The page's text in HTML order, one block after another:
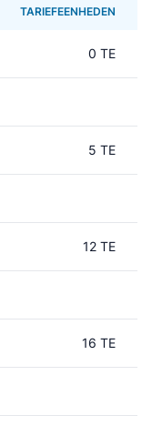
TARIEFEENHEDEN
0 TE
5 TE
12 TE
16 TE